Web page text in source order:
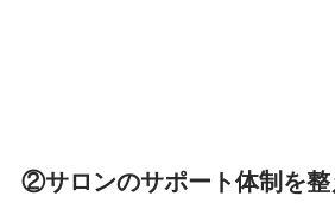
②サロンのサポート体制を整